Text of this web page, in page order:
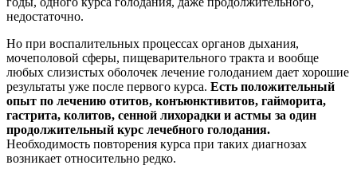
недостаточно.
Но при воспалительных процессах органов дыхания,
мочеполовой сферы, пищеварительного тракта и вообще
любых слизистых оболочек лечение голоданием дает хорошие
результаты уже после первого курса. Есть положительный
опыт по лечению отитов, конъюнктивитов, гайморита,
гастрита, колитов, сенной лихорадки и астмы за один
продолжительный курс лечебного голодания.
Необходимость повторения курса при таких диагнозах
возникает относительно редко.